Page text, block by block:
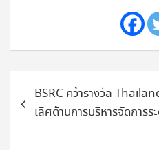
เรื่องBSRC คว้ารางวัล
เลิศด้านการบริหารจัดการร